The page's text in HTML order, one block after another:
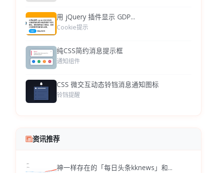
用 jQuery 插件显示 GDP...
Cookie提示
纯CSS简约消息提示框
通知组件
CSS 微交互动态铃铛消息通知图标
铃铛提醒
资讯推荐
神一样存在的「每日头条kknews」和...